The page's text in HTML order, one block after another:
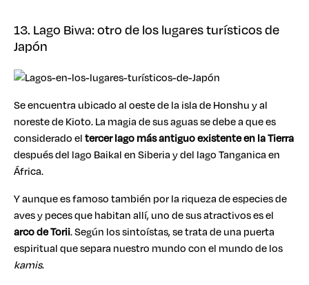
13. Lago Biwa: otro de los lugares turísticos de
Japón
Se encuentra ubicado al oeste de la isla de Honshu y al
noreste de Kioto. La magia de sus aguas se debe a que es
considerado eltercer lago más antiguo existente en la Tierra
después del lago Baikal en Siberia y del lago Tanganica en
África.
Y aunque es famoso también por la riqueza de especies de
aves y peces que habitan allí, uno de sus atractivos es el
arco de Torii. Según los sintoístas, se trata de una puerta
espiritual que separa nuestro mundo con el mundo de los
kamis.